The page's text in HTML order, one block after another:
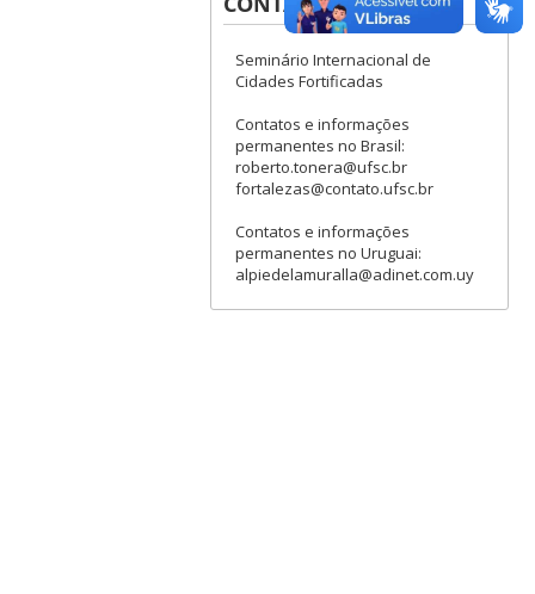
Seminário Internacional de
Cidades Fortificadas
Contatos e informações
permanentes no Brasil:
roberto.tonera@ufsc.br
fortalezas@contato.ufsc.br
Contatos e informações
permanentes no Uruguai:
alpiedelamuralla@adinet.com.uy